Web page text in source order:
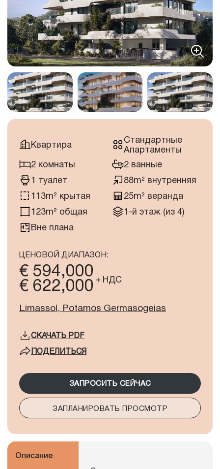
Квартира
Стандартные
Апартаменты
2 комнаты
2 ванные
1 туалет
88m² внутренняя
113m² крытая
25m² веранда
123m² общая
1-й этаж (из 4)
Вне плана
ЦЕНОВОЙ ДИАПАЗОН:
€ 594,000
€ 622,000 ＋НДС
Limassol, Potamos Germasogeias
СКАЧАТЬ PDF
ПОДЕЛИТЬСЯ
ЗАПРОСИТЬ СЕЙЧАС
ЗАПЛАНИРОВАТЬ ПРОСМОТР
Описание